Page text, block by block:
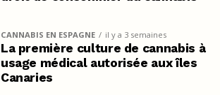
CANNABIS EN ESPAGNE il y a 3 semaines
La première culture de cannabis à
usage médical autorisée aux îles
Canaries